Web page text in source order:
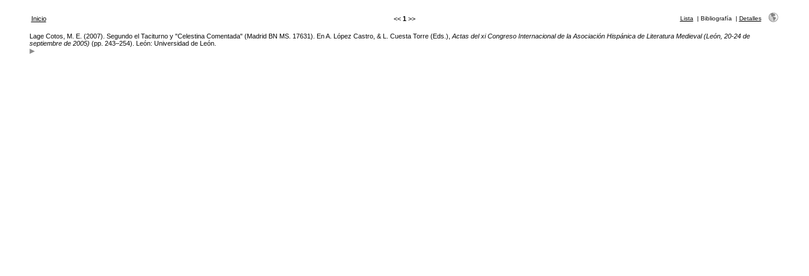
Inicio << 1 >> Lista | Bibliografía | Detalles
Lage Cotos, M. E. (2007). Segundo el Taciturno y "Celestina Comentada" (Madrid BN MS. 17631). En A. López Castro, & L. Cuesta Torre (Eds.), Actas del xi Congreso Internacional de la Asociación Hispánica de Literatura Medieval (León, 20-24 de
septiembre de 2005) (pp. 243–254). León: Universidad de León.